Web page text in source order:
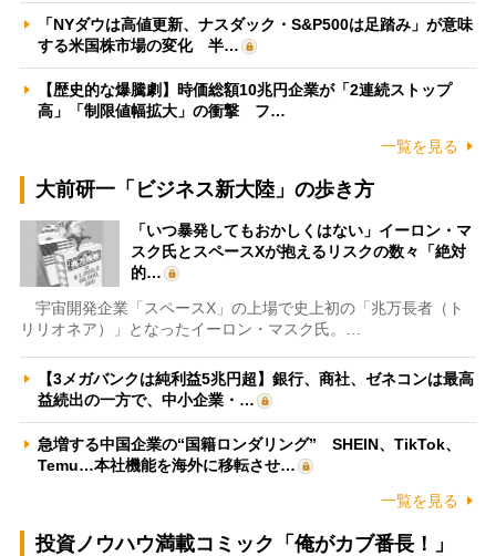
「NYダウは高値更新、ナスダック・S&P500は足踏み」が意味
する米国株市場の変化 半…
【歴史的な爆騰劇】時価総額10兆円企業が「2連続ストップ
高」「制限値幅拡大」の衝撃 フ…
一覧を見る
大前研一「ビジネス新大陸」の歩き方
「いつ暴発してもおかしくはない」イーロン・マ
スク氏とスペースXが抱えるリスクの数々「絶対
的…
宇宙開発企業「スペースX」の上場で史上初の「兆万長者（ト
リリオネア）」となったイーロン・マスク氏。…
【3メガバンクは純利益5兆円超】銀行、商社、ゼネコンは最高
益続出の一方で、中小企業・…
急増する中国企業の“国籍ロンダリング” SHEIN、TikTok、
Temu…本社機能を海外に移転させ…
一覧を見る
投資ノウハウ満載コミック「俺がカブ番長！」